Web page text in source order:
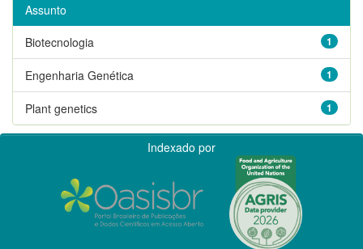
Assunto
1
Biotecnologia
1
Engenharia Genética
1
Plant genetics
Indexado por